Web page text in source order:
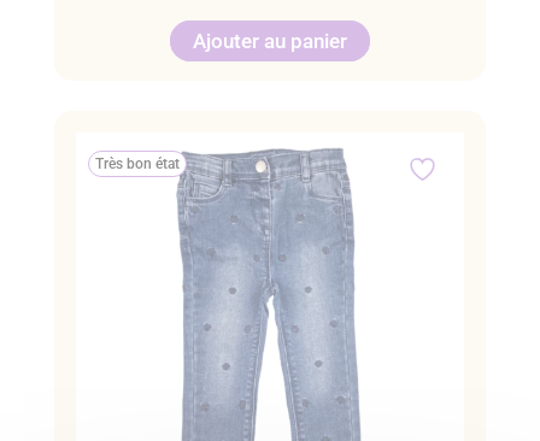
Ajouter au panier
Très bon état